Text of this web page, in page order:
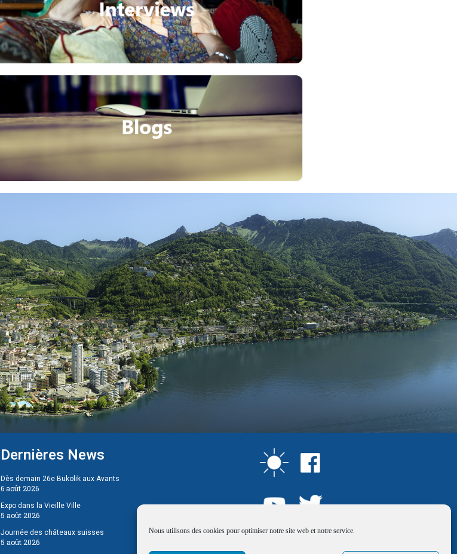
Nous utilisons des cookies pour optimiser notre site web et notre service.
Dernières News
Dès demain 26e Bukolik aux Avants
6 août 2026
Expo dans la Vieille Ville
5 août 2026
Journée des châteaux suisses
5 août 2026